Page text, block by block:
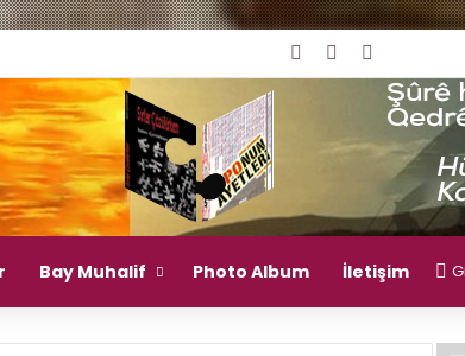
Giriş YapRastgele
Bay Muhalif Photo Album İletişim